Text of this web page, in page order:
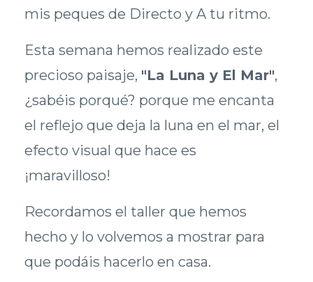
mis peques de Directo y A tu ritmo.
Esta semana hemos realizado este
precioso paisaje, "La Luna y El Mar",
¿sabéis porqué? porque me encanta
el reflejo que deja la luna en el mar, el
efecto visual que hace es
¡maravilloso!
Recordamos el taller que hemos
hecho y lo volvemos a mostrar para
que podáis hacerlo en casa.